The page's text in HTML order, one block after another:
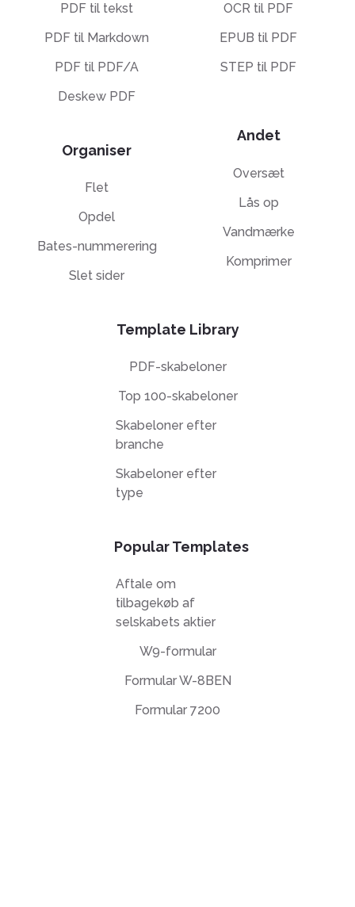
PDF til tekst
PDF til Markdown
PDF til PDF/A
Deskew PDF
Organiser
Flet
Opdel
Bates-nummerering
Slet sider
OCR til PDF
EPUB til PDF
STEP til PDF
Andet
Oversæt
Lås op
Vandmærke
Komprimer
Template Library
PDF-skabeloner
Top 100-skabeloner
Skabeloner efter
branche
Skabeloner efter
type
Popular Templates
Aftale om
tilbagekøb af
selskabets aktier
W9-formular
Formular W-8BEN
Formular 7200